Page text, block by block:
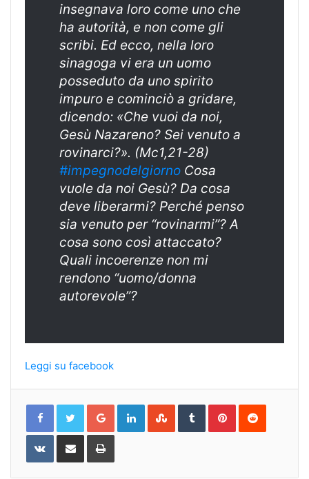
insegnava loro come uno che
ha autorità, e non come gli
scribi. Ed ecco, nella loro
sinagoga vi era un uomo
posseduto da uno spirito
impuro e cominciò a gridare,
dicendo: «Che vuoi da noi,
Gesù Nazareno? Sei venuto a
rovinarci?». (Mc1,21-28)
#impegnodelgiorno Cosa
vuole da noi Gesù? Da cosa
deve liberarmi? Perché penso
sia venuto per “rovinarmi”? A
cosa sono così attaccato?
Quali incoerenze non mi
rendono “uomo/donna
autorevole”?
Leggi su facebook
Google+LinkedInStumbleUpon
TumblrPinterestReddit
VKontakteShare
Email
Print